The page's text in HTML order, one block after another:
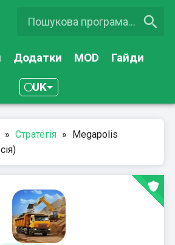
Додатки MOD Гайди
UK
» Стратегія » Megapolis